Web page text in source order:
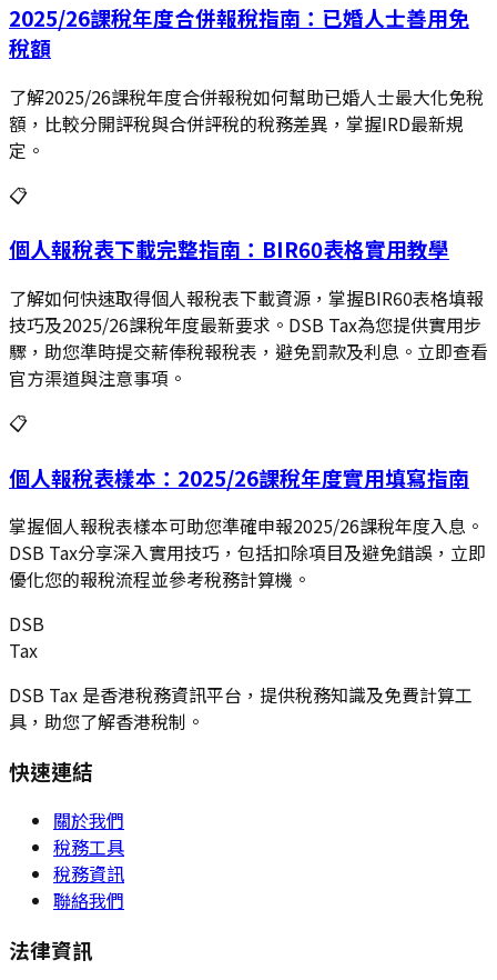
2025/26課稅年度合併報稅指南：已婚人士善用免
稅額
了解2025/26課稅年度合併報稅如何幫助已婚人士最大化免稅
額，比較分開評稅與合併評稅的稅務差異，掌握IRD最新規
定。
📋
個人報稅表下載完整指南：BIR60表格實用教學
了解如何快速取得個人報稅表下載資源，掌握BIR60表格填報
技巧及2025/26課稅年度最新要求。DSB Tax為您提供實用步
驟，助您準時提交薪俸稅報稅表，避免罰款及利息。立即查看
官方渠道與注意事項。
📋
個人報稅表樣本：2025/26課稅年度實用填寫指南
掌握個人報稅表樣本可助您準確申報2025/26課稅年度入息。
DSB Tax分享深入實用技巧，包括扣除項目及避免錯誤，立即
優化您的報稅流程並參考稅務計算機。
DSB
Tax
DSB Tax 是香港稅務資訊平台，提供稅務知識及免費計算工
具，助您了解香港稅制。
快速連結
關於我們
稅務工具
稅務資訊
聯絡我們
法律資訊